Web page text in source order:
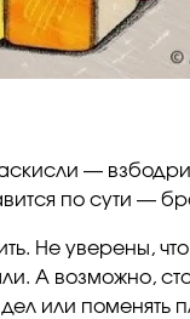
—
по сути —
Не уверены, что
А возможно,
или поменять